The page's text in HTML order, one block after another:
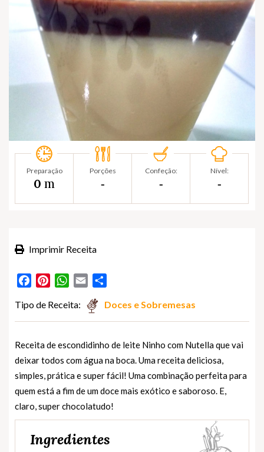
Preparação
0 m
Porções
‐
Confeção:
‐
Nível:
‐
Imprimir Receita
FacebookPinterestWhatsApp
Email
Tipo de Receita: Doces e Sobremesas
Receita de escondidinho de leite Ninho com Nutella que vai
deixar todos com água na boca. Uma receita deliciosa,
simples, prática e super fácil! Uma combinação perfeita para
quem está a fim de um doce mais exótico e saboroso. E,
claro, super chocolatudo!
Ingredientes